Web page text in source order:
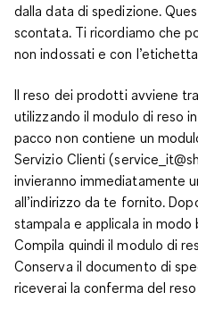
dalla data di spedizione.
scontata. Ti ricordiamo che
non indossati e con
Il reso dei prodotti avviene
utilizzando il modulo di reso
pacco non contiene un
Servizio Clienti
invieranno immediatamente
all’indirizzo da te fornito.
stampala e applicala in
Compila quindi il modulo di
Conserva il documento di
riceverai la conferma del